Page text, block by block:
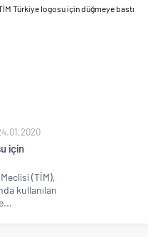
Türkiye logosu için düğmeye bastı
için
(TİM),
kullanılan